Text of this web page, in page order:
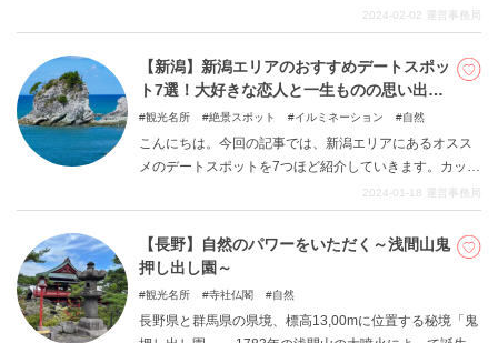
ので旅の計画を立てる際、宿泊場所に迷う方も多くいる
と思います。この記事では、長野の魅力を堪能できるオ
ススメホテルを厳選して7つご紹介します！旅の計画にぜ
ひ参考にしてみてください。
2024-02-02 運営事務局
【新潟】新潟エリアのおすすめデートスポッ
ト7選！大好きな恋人と一生ものの思い出
を！
観光名所 絶景スポット イルミネーション 自然
こんにちは。今回の記事では、新潟エリアにあるオスス
メのデートスポットを7つほど紹介していきます。カップ
ル二人で素敵な思い出を作ることのできる場所を多数紹
介していきたいと思います。自然や景観が華やかなとこ
ろから、体験型の施設まで非常に幅広いジャンルの場所
を掲載しますので、参考にして、一生ものの楽しい思い
2024-01-18 運営事務局
【長野】自然のパワーをいただく～浅間山鬼
押し出し園～
観光名所 寺社仏閣 自然
長野県と群馬県の県境、標高13,00mに位置する秘境「鬼